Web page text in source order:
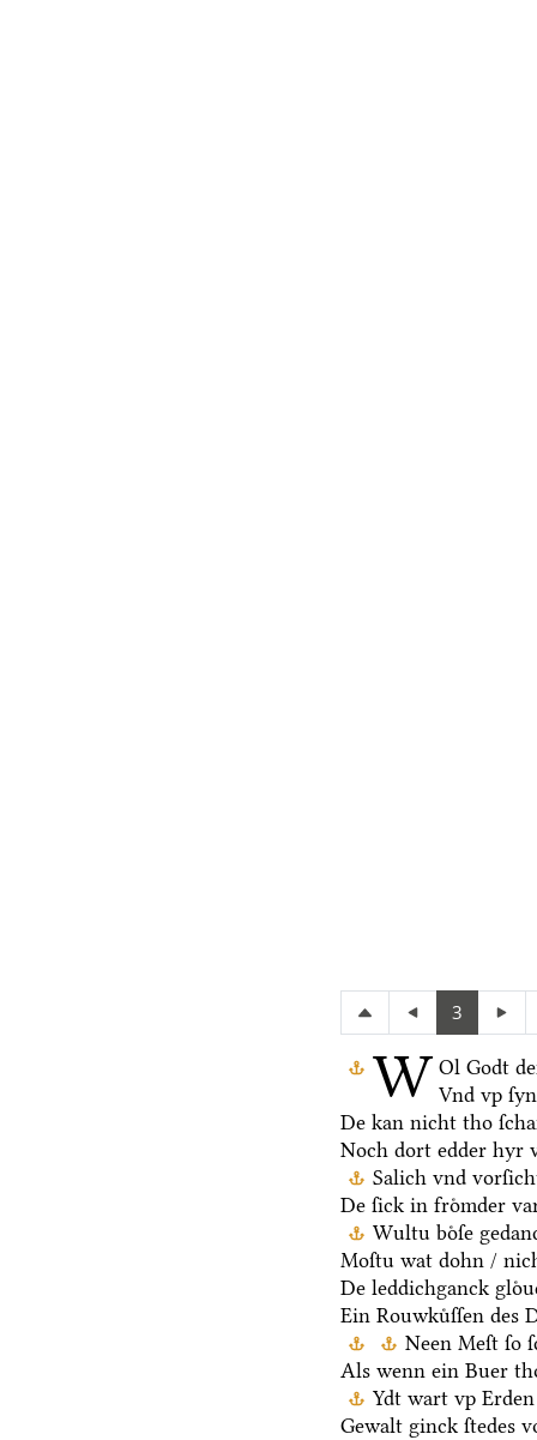
3
W Ol Godt
Vnd vp
De kan nicht tho
Noch dort edder hyr
Salich vnd
De ſick in froͤmder
Wultu boͤſe
Moſtu wat dohn /
De leddichganck
Ein Rouwkuͤſſen des
Neen Meſt ſo
Als wenn ein Buer
Ydt wart vp
Gewalt ginck ſtedes